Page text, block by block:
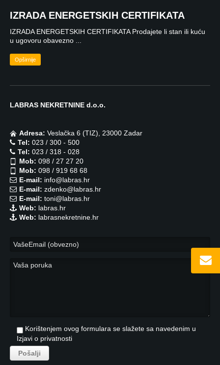
IZRADA ENERGETSKIH CERTIFIKATA
IZRADA ENERGETSKIH CERTIFIKATA Prodajete li stan ili kuću
u ugovoru obavezno ...
Opširnije
LABRAS NEKRETNINE d.o.o.
Adresa: Veslačka 6 (TIZ), 23000 Zadar
Tel: 023 / 300 - 500
Tel: 023 / 318 - 028
Mob: 098 / 27 27 20
Mob: 098 / 919 68 68
E-mail: info@labras.hr
E-mail: zdenko@labras.hr
E-mail: toni@labras.hr
Web: labras.hr
Web: labrasnekretnine.hr
Korištenjem ovog formulara se slažete sa navedenim u
Izjavi o privatnosti